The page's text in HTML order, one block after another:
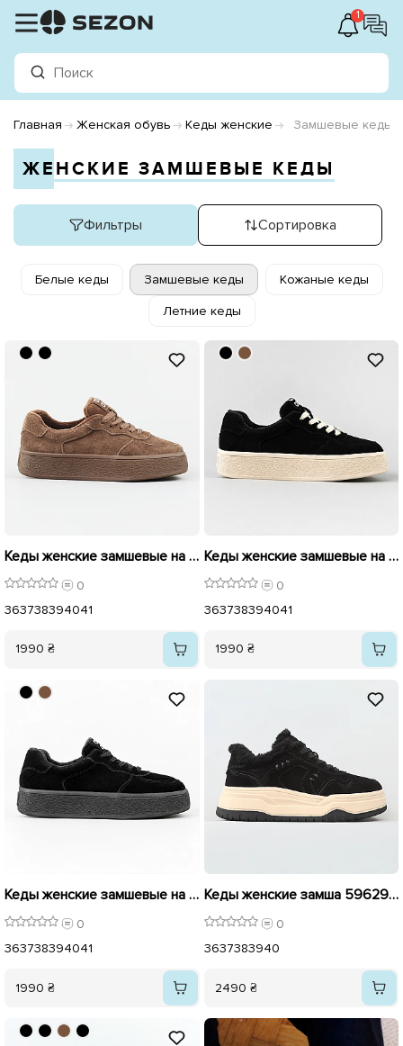
1
Главная Женская обувь Кеды женские Замшевые кеды
ЖЕНСКИЕ ЗАМШЕВЫЕ КЕДЫ
Фильтры Сортировка
Белые кеды Замшевые кеды Кожаные кеды
Летние кеды
Кеды женские замшевые на байке 596053 Коричневый
0
363738394041
1990 ₴
Кеды женские замшевые на байке 596052 Черные
0
363738394041
1990 ₴
Кеды женские замшевые на байке 596051 Черные
0
363738394041
1990 ₴
Кеды женские замша 596295 Черный
0
3637383940
2490 ₴